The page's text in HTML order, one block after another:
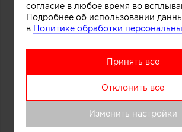
согласие в любое время во
Подробнее об использовании
в Политике обработки
Принять все
Отклонить все
Изменить настройки